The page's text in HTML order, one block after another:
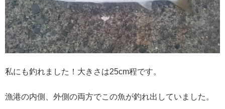
私にも釣れました！大きさは25cm程です。
漁港の内側、外側の両方でこの魚が釣れ出していました。